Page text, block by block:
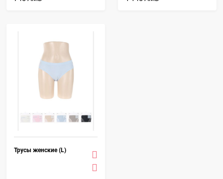
Трусы женские (L)